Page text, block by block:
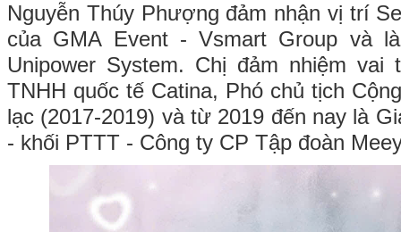
Nguyễn Thúy Phượng đảm nhận vị trí
của GMA Event - Vsmart Group và
Unipower System. Chị đảm nhiệm vai
TNHH quốc tế Catina, Phó chủ tịch
lạc (2017-2019) và từ 2019 đến nay là
- khối PTTT - Công ty CP Tập đoàn